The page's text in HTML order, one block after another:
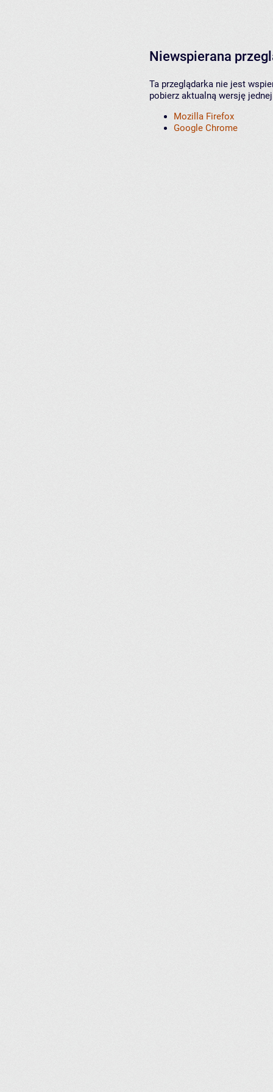
Niewspierana
Ta przeglądarka nie jest
pobierz aktualną wersję
Mozilla Firefox
Google Chrome